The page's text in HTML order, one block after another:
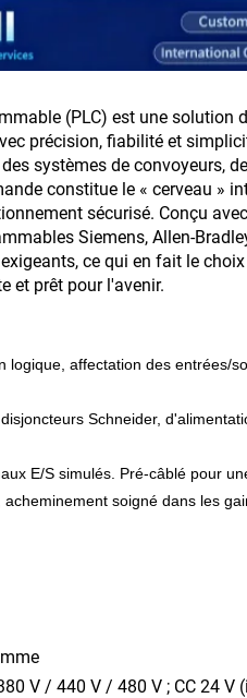
(PLC) est une solution
précision, fiabilité et
systèmes de convoyeurs,
constitue le « cerveau »
sécurisé. Conçu
Siemens, Allen-
ce qui en fait le
et prêt pour l'avenir.
logique, affectation des entrées/
Schneider,
E/S simulés. Pré-câblé pour
soigné dans les
V / 440 V / 480 V ; CC 24 V